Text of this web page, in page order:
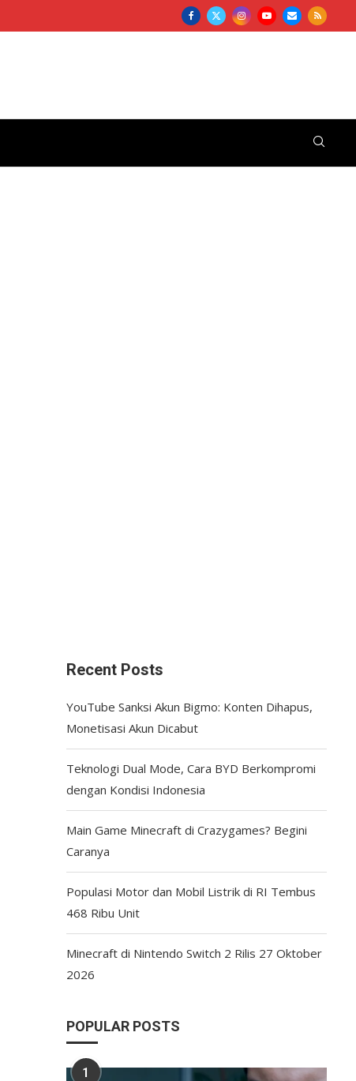
Recent Posts
YouTube Sanksi Akun Bigmo: Konten Dihapus,
Monetisasi Akun Dicabut
Teknologi Dual Mode, Cara BYD Berkompromi
dengan Kondisi Indonesia
Main Game Minecraft di Crazygames? Begini
Caranya
Populasi Motor dan Mobil Listrik di RI Tembus
468 Ribu Unit
Minecraft di Nintendo Switch 2 Rilis 27 Oktober
2026
POPULAR POSTS
1